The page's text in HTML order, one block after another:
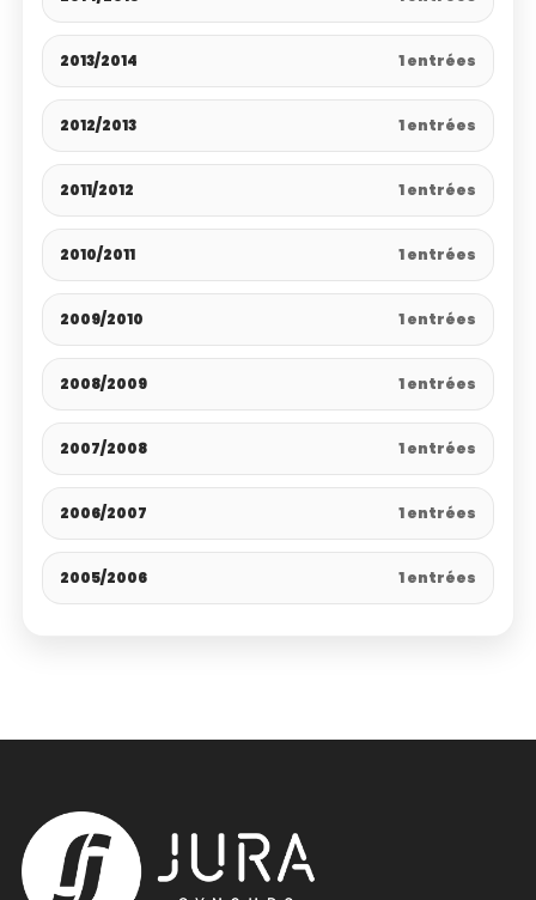
2013/2014 1 entrées
2012/2013 1 entrées
2011/2012 1 entrées
2010/2011 1 entrées
2009/2010 1 entrées
2008/2009 1 entrées
2007/2008 1 entrées
2006/2007 1 entrées
2005/2006 1 entrées